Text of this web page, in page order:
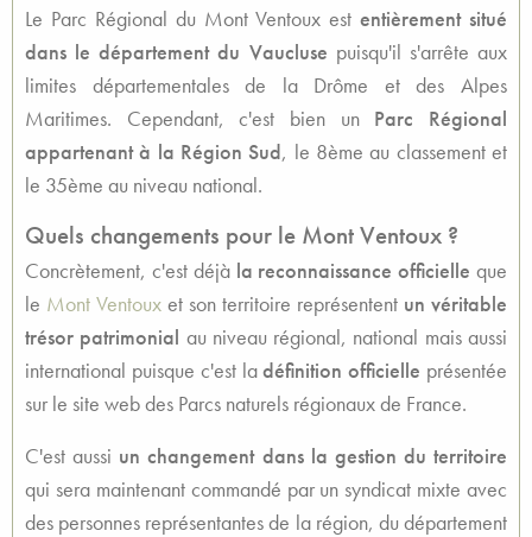
Le Parc Régional du Mont Ventoux estentièrement situé
dans le département du Vaucluse puisqu'il s'arrête aux
limites départementales de la Drôme et des Alpes
Maritimes. Cependant, c'est bien un Parc Régional
appartenant à la Région Sud, le 8ème au classement et
le 35ème au niveau national.
Quels changements pour le Mont Ventoux ?
Concrètement, c'est déjà la reconnaissance officielle que
le Mont Ventoux et son territoire représentent un véritable
trésor patrimonial au niveau régional, national mais aussi
international puisque c'est ladéfinition officielle présentée
sur le site web des Parcs naturels régionaux de France.
C'est aussi un changement dans la gestion du territoire
qui sera maintenant commandé par un syndicat mixte avec
des personnes représentantes de la région, du département